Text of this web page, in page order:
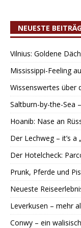
NEUESTE
Vilnius: Goldene
Mississippi-Feeling
Wissenswertes über
Saltburn-by-the-Sea
Hoanib: Nase an
Der Lechweg – it’s a
Der Hotelcheck:
Prunk, Pferde und
Neueste
Leverkusen – mehr
Conwy – ein